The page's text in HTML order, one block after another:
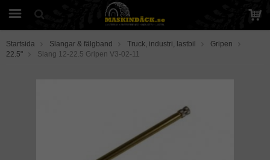
Startsida Slangar & fälgband Truck, industri, lastbil
Gripen
22.5"
Slang 12-22.5 Gripen V3-02-11